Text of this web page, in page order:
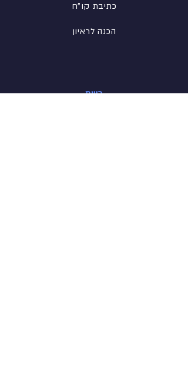
כתיבת קו"ח
הכנה לראיון
רשת